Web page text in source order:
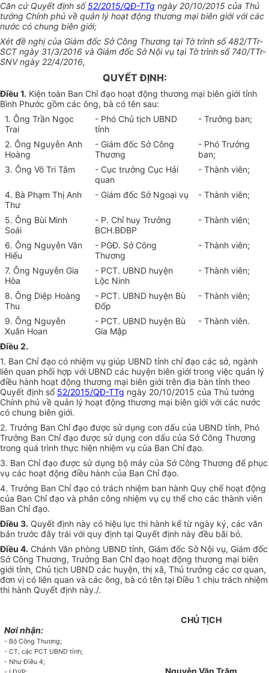
Căn cứ Quyết định số52/2015/QĐ-TTg ngày 20/10/2015 của Thủ
tướng Chính phủ về quản lý hoạt động thương mại biên giới với các
nước có chung biên giới;
Xét đề nghị của Giám đốc Sở Công Thương tại Tờ trình số 482/TTr-
SCT ngày 31/3/2016 và Giám đốc Sở Nội vụ tại Tờ trình số 740/TTr-
SNV ngày 22/4/2016,
QUYẾT ĐỊNH:
Điều 1. Kiện toàn Ban Chỉ đạo hoạt động thương mại biên giới tỉnh
Bình Phước gồm các ông, bà có tên sau:
1. Ông Trần Ngọc
Trai
- Phó Chủ tịch UBND
tỉnh
- Trưởng ban;
2. Ông Nguyễn Anh
Hoàng
- Giám đốc Sở Công
Thương
- Phó Trưởng
ban;
3. Ông Võ Tri Tâm
- Cục trưởng Cục Hải
quan
- Thành viên;
4. Bà Phạm Thị Anh
Thư
- Giám đốc Sở Ngoại vụ - Thành viên;
5. Ông Bùi Minh
Soái
- P. Chỉ huy Trưởng
BCH.BĐBP
- Thành viên;
6. Ông Nguyễn Văn
Hiếu
- PGĐ. Sở Công
Thương
- Thành viên;
7. Ông Nguyễn Gia
Hòa
- PCT. UBNDhuyện
Lộc Ninh
- Thành viên;
8. Ông Diệp Hoàng
Thu
- PCT. UBNDhuyện Bù
Đốp
- Thành viên;
9. Ông Nguyễn
Xuân Hoan
- PCT. UBND huyện Bù
Gia Mập
- Thành viên.
Điều 2.
1. Ban Chỉ đạo có nhiệm vụ giúp UBND tỉnh chỉ đạo các sở, ngành
liên quan phối hợp với UBND các huyện biên giới trong việc quản lý
điều hành hoạt động thương mại biên giới trên địa bàn tỉnh theo
Quyết định số 52/2015/QĐ-TTg ngày 20/10/2015 của Thủ tướng
Chính phủ về quản lý hoạt động thương mại biên giới với các nước
có chung biên giới.
2. Trưởng Ban Chỉ đạo được sử dụng con dấu của UBND tỉnh, Phó
Trưởng Ban Chỉ đạo được sử dụng con dấu của Sở Công Thương
trong quá trình thực hiện nhiệm vụ của Ban Chỉ đạo.
3. Ban Chỉ đạo được sử dụng bộ máy của Sở Công Thương để phục
vụ các hoạt động điều hành của Ban Chỉ đạo.
4. Trưởng Ban Chỉ đạo có trách nhiệm ban hành Quy chế hoạt động
của Ban Chỉ đạo và phân công nhiệm vụ cụ thể cho các thành viên
Ban Chỉ đạo.
Điều 3. Quyết định này có hiệu lực thi hành kể từ ngày ký, các văn
bản trước đây trái với quy định tại Quyết định này đều bãi bỏ.
Điều 4. Chánh Văn phòng UBND tỉnh, Giám đốc Sở Nội vụ, Giám đốc
Sở Công Thương, Trưởng Ban Chỉ đạo hoạt động thương mại biên
giới tỉnh, Chủ tịch UBND các huyện, thị xã, Thủ trưởng các cơ quan,
đơn vị có liên quan và các ông, bà có tên tại Điều 1 chịu trách nhiệm
thi hành Quyết định này./.
Nơi nhận:
- Bộ Công Thương;
- CT, các PCT UBND tỉnh;
- Như Điều 4;
CHỦ TỊCH
Nguyễn Văn Trăm